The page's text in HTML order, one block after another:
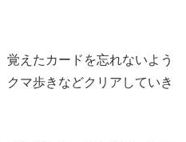
えたカードを忘れないよう
クマ歩きなどクリアしていき